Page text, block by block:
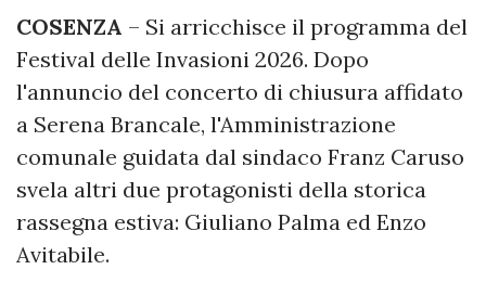
COSENZA – Si arricchisce il programma del
Festival delle Invasioni 2026. Dopo
l'annuncio del concerto di chiusura affidato
a Serena Brancale, l'Amministrazione
comunale guidata dal sindaco Franz Caruso
svela altri due protagonisti della storica
rassegna estiva: Giuliano Palma ed Enzo
Avitabile.